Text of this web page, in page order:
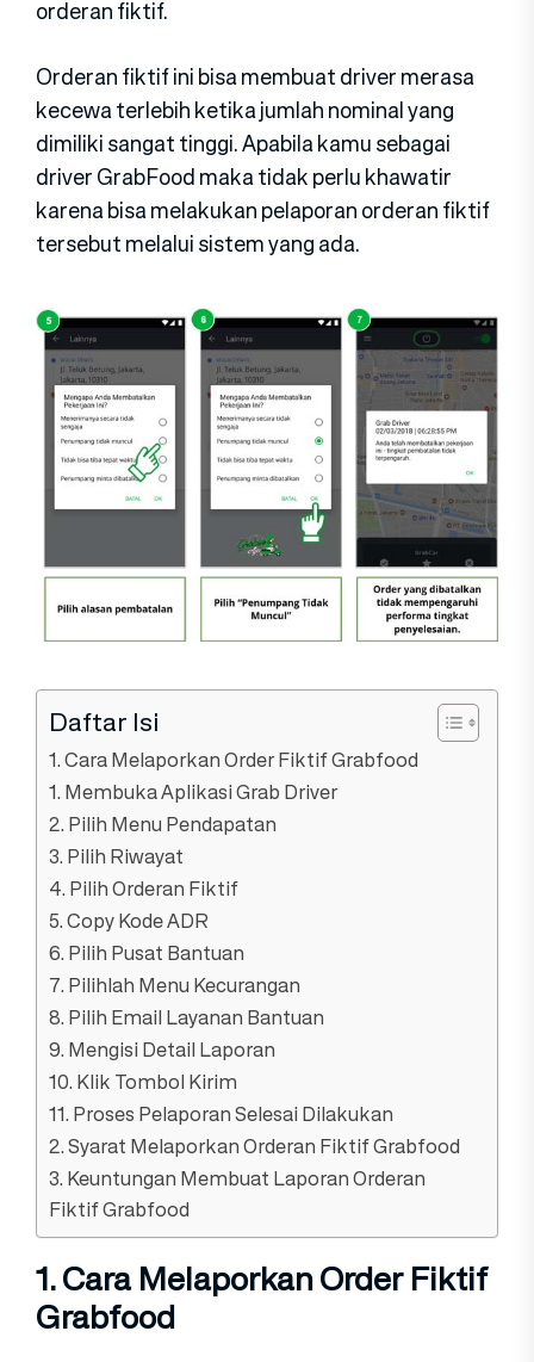
orderan fiktif.
Orderan fiktif ini bisa membuat driver merasa
kecewa terlebih ketika jumlah nominal yang
dimiliki sangat tinggi. Apabila kamu sebagai
driver GrabFood maka tidak perlu khawatir
karena bisa melakukan pelaporan orderan fiktif
tersebut melalui sistem yang ada.
Daftar Isi
1. Cara Melaporkan Order Fiktif Grabfood
1. Membuka Aplikasi Grab Driver
2. Pilih Menu Pendapatan
3. Pilih Riwayat
4. Pilih Orderan Fiktif
5. Copy Kode ADR
6. Pilih Pusat Bantuan
7. Pilihlah Menu Kecurangan
8. Pilih Email Layanan Bantuan
9. Mengisi Detail Laporan
10. Klik Tombol Kirim
11. Proses Pelaporan Selesai Dilakukan
2. Syarat Melaporkan Orderan Fiktif Grabfood
3. Keuntungan Membuat Laporan Orderan
Fiktif Grabfood
1. Cara Melaporkan Order Fiktif
Grabfood